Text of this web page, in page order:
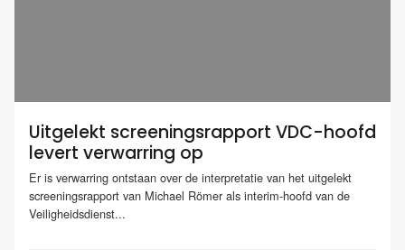
Uitgelekt screeningsrapport VDC-hoofd
levert verwarring op
Er is verwarring ontstaan over de interpretatie van het uitgelekt
screeningsrapport van Michael Römer als interim-hoofd van de
Veiligheidsdienst...